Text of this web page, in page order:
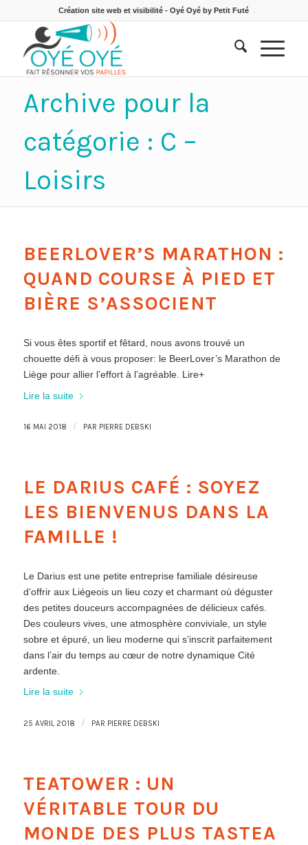
Création site web et visibilité - Oyé Oyé by Petit Futé
Archive pour la
catégorie : C –
Loisirs
BEERLOVER’S MARATHON :
QUAND COURSE À PIED ET
BIÈRE S’ASSOCIENT
Si vous êtes sportif et fêtard, nous avons trouvé un
chouette défi à vous proposer: le BeerLover’s Marathon de
Liège pour allier l’effort à l’agréable. Lire+
Lire la suite
16 MAI 2018 / PAR PIERRE DEBSKI
LE DARIUS CAFÉ : SOYEZ
LES BIENVENUS DANS LA
FAMILLE !
Le Darius est une petite entreprise familiale désireuse
d’offrir aux Liégeois un lieu cozy et charmant où déguster
des petites douceurs accompagnées de délicieux cafés.
Des couleurs vives, une atmosphère conviviale, un style
sobre et épuré, un lieu moderne qui s’inscrit parfaitement
dans l’air du temps au cœur de notre dynamique Cité
ardente.
Lire la suite
25 AVRIL 2018 / PAR PIERRE DEBSKI
TEATOWER : UN
VÉRITABLE TOUR DU
MONDE DES PLUS TASTEA